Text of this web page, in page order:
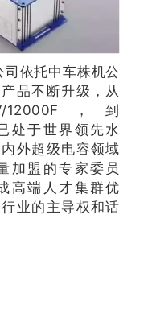
依托中车株机公
品不断升级，从
，到
处于世界领先水
外超级电容领域
加盟的专家委员
高端人才集群优
业的主导权和话